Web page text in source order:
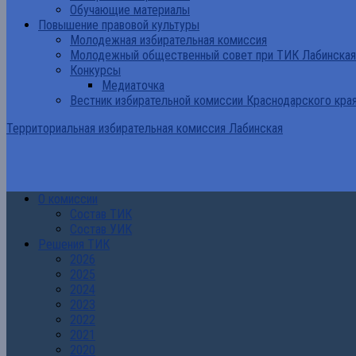
Обучающие материалы
Повышение правовой культуры
Молодежная избирательная комиссия
Молодежный общественный совет при ТИК Лабинская
Конкурсы
Медиаточка
Вестник избирательной комиссии Краснодарского
Территориальная избирательная комиссия Лабинская
О комиссии
Состав ТИК
Состав УИК
Решения ТИК
2026
2025
2024
2023
2022
2021
2020